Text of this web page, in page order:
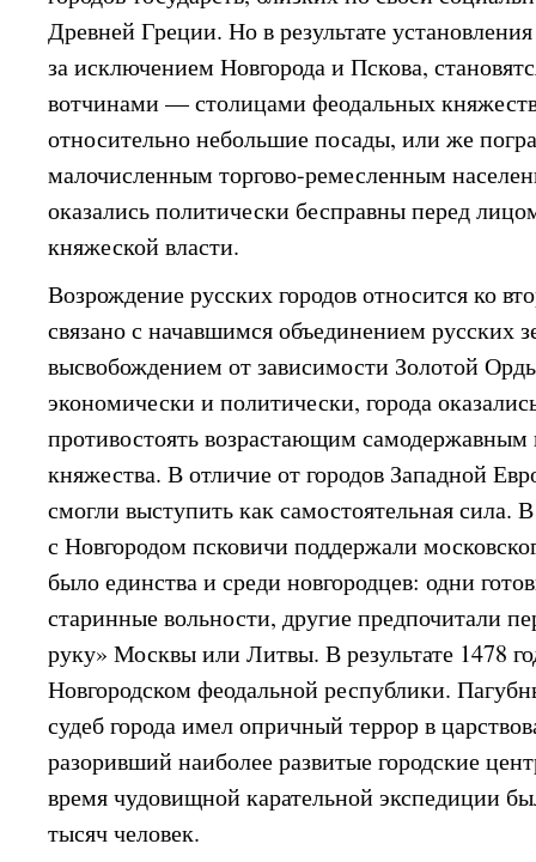
Древней Греции. Но в результате
за исключением Новгорода и Пскова,
вотчинами — столицами феодальных
относительно небольшие посады, или же
малочисленным торгово-ремесленным
оказались политически бесправны перед
княжеской власти.
Возрождение русских городов относится ко
связано с начавшимся объединением русских
высвобождением от зависимости Золотой
экономически и политически, города
противостоять возрастающим самодержавным
княжества. В отличие от городов Западной
смогли выступить как самостоятельная сила.
с Новгородом псковичи поддержали
было единства и среди новгородцев: одни
старинные вольности, другие предпочитали
руку» Москвы или Литвы. В результате 1478
Новгородском феодальной республики.
судеб города имел опричный террор в
разоривший наиболее развитые городские
время чудовищной карательной экспедиции
тысяч человек.